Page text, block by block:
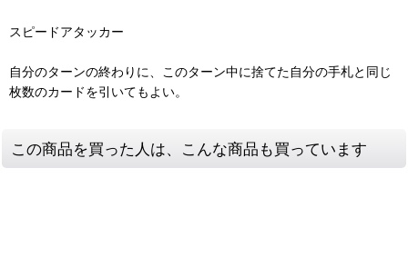
スピードアタッカー
自分のターンの終わりに、このターン中に捨てた自分の手札と同じ
枚数のカードを引いてもよい。
この商品を買った人は、こんな商品も買っています